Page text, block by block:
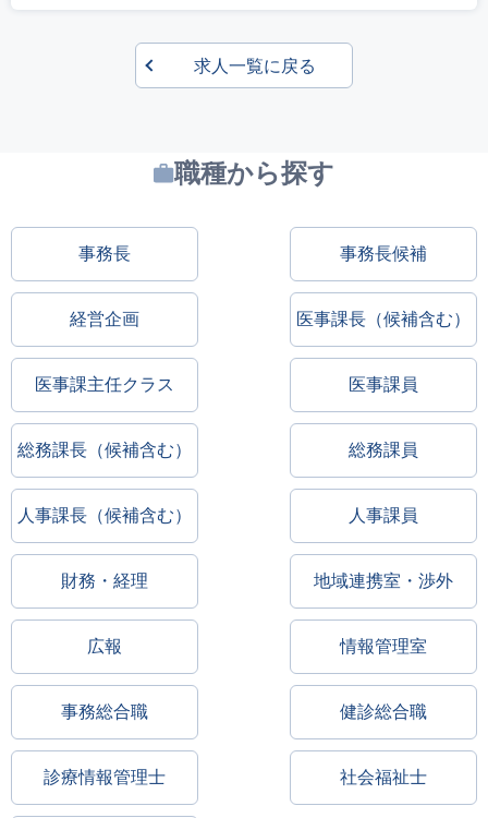
求人一覧に戻る
職種から探す
事務長 事務長候補
経営企画 医事課長（候補含む）
医事課主任クラス 医事課員
総務課長（候補含む） 総務課員
人事課長（候補含む） 人事課員
財務・経理 地域連携室・渉外
広報 情報管理室
事務総合職 健診総合職
診療情報管理士 社会福祉士